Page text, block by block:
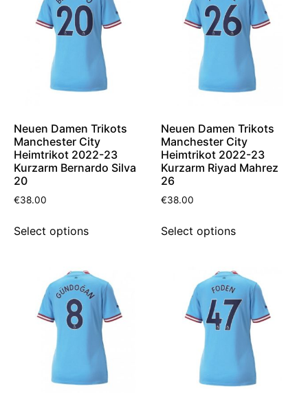
Neuen Damen Trikots
Manchester City
Heimtrikot 2022-23
Kurzarm Bernardo Silva
20
€38.00
Select options
Neuen Damen Trikots
Manchester City
Heimtrikot 2022-23
Kurzarm Riyad Mahrez
26
€38.00
Select options